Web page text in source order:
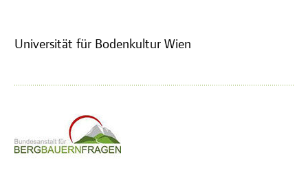
Universität für Bodenkultur Wien